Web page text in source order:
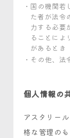
国の機関若
た者が法令
力する必要
ることによ
があるとき
その他、法
個人情報の
アスタリー
格な管理の